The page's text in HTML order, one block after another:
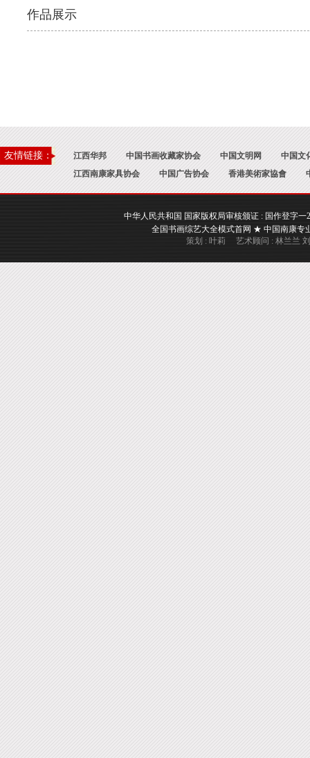
作品展示
友情链接： 江西华邦 中国书画收藏家协会 中国文明网
中国文
江西南康家具协会
中国广告协会 香港美術家協會
中华人民共和国 国家版权局审核颁证 : 国作登字
全国书画综艺大全模式首网 ★ 中国南康
策划 : 叶莉 艺术顾问 : 林兰兰